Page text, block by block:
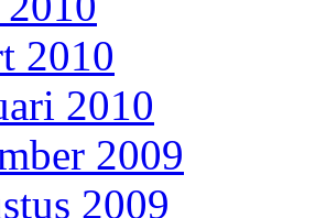
2010
2010
2009
2009